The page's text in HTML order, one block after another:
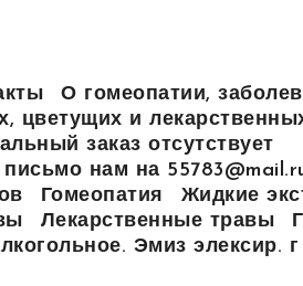
О гомеопатии,
цветущих и
заказ отсутствует
нам на
Гомеопатия
Жидкие
Лекарственные травы
Эмиз элексир.